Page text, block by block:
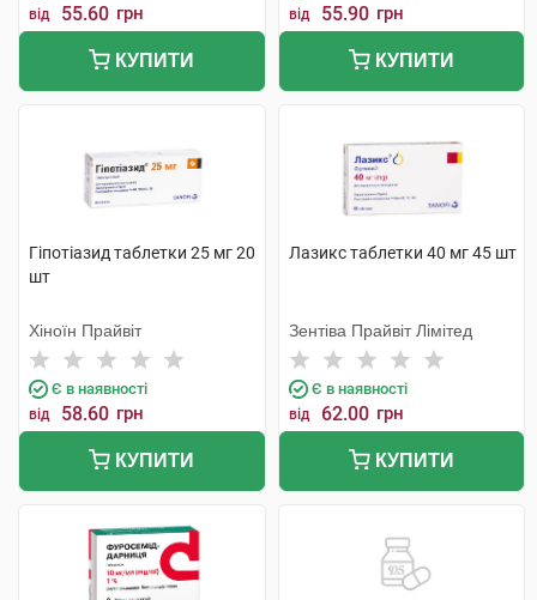
від 55.60 грн
КУПИТИ
від 55.90 грн
КУПИТИ
Гіпотіазид таблетки 25 мг 20
шт
Хіноїн Прайвіт
Є в наявності
від 58.60 грн
КУПИТИ
Лазикс таблетки 40 мг 45 шт
Зентіва Прайвіт Лімітед
Є в наявності
від 62.00 грн
КУПИТИ